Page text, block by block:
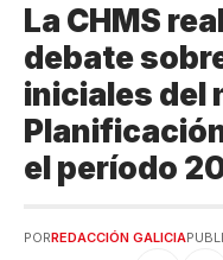
La CHMS
debate
iniciales del
el período
PORREDACCIÓN GALICIA